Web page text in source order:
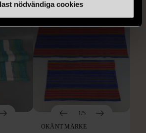
nödvändiga cookies
1/5
OKÄNT MÄRKE